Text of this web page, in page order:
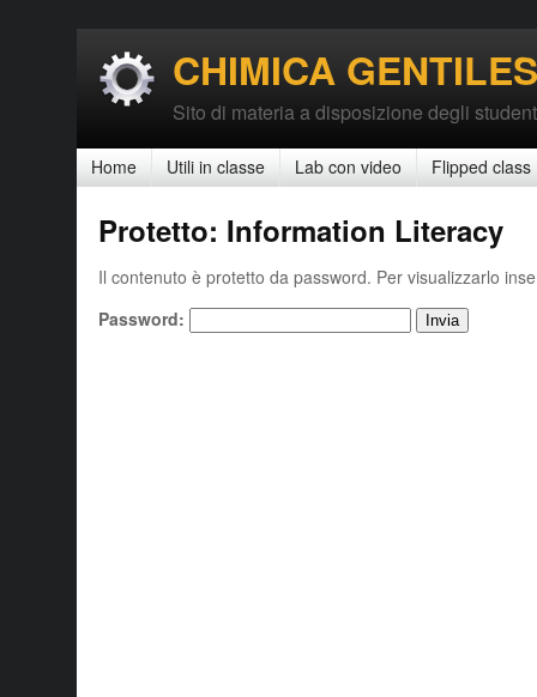
CHIMICA
Sito di materia a disposizione degli
Home Utili in classe Lab con video Flipped class
Protetto: Information Literacy
Il contenuto è protetto da password. Per visualizzarlo
Password: